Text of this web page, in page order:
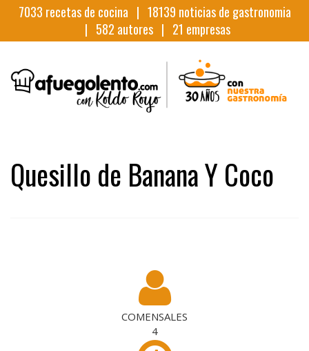
7033 recetas de cocina | 18139 noticias de gastronomia
| 582 autores | 21 empresas
Quesillo de Banana Y Coco
COMENSALES
4